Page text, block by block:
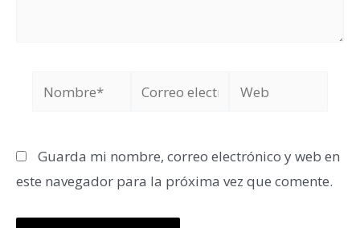
Nombre*
Correo
Web
Guarda mi nombre, correo electrónico y web en
este navegador para la próxima vez que comente.